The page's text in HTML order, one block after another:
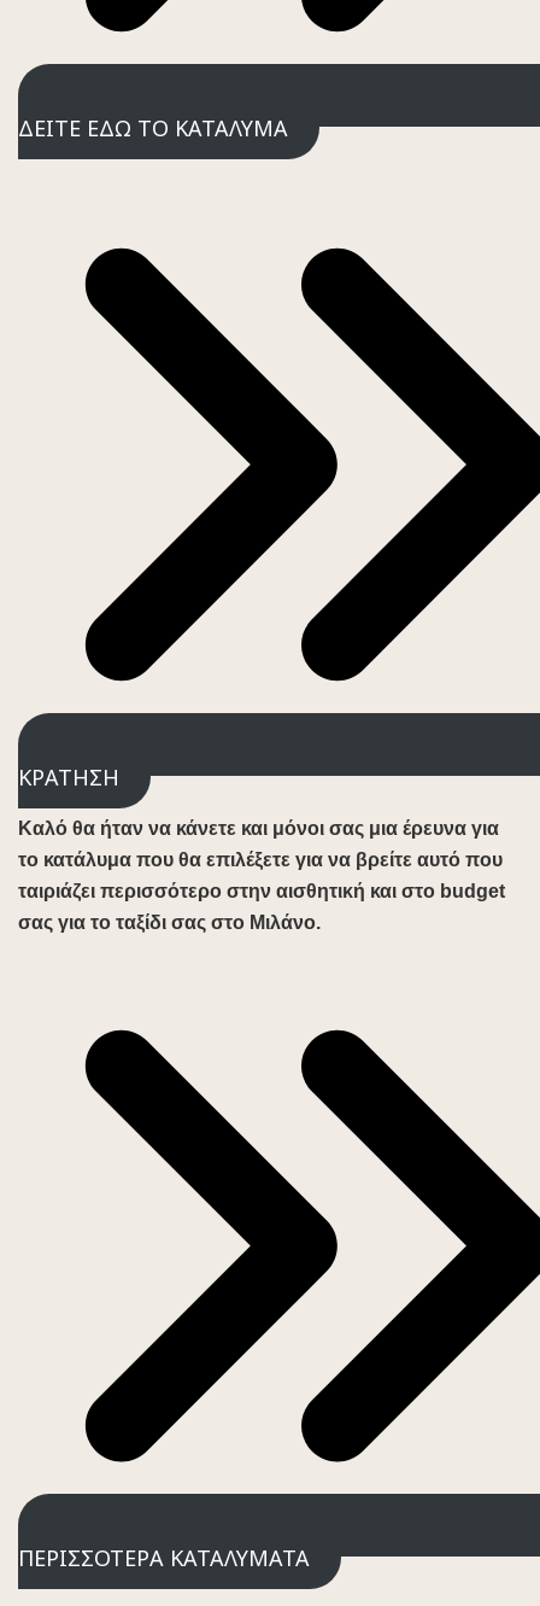
ΔΕΙΤΕ ΕΔΩ ΤΟ ΚΑΤΑΛΥΜΑ
ΚΡΑΤΗΣΗ
Καλό θα ήταν να κάνετε και μόνοι σας μια έρευνα για
το κατάλυμα που θα επιλέξετε για να βρείτε αυτό που
ταιριάζει περισσότερο στην αισθητική και στο budget
σας για το ταξίδι σας στο Μιλάνο.
ΠΕΡΙΣΣΟΤΕΡΑ ΚΑΤΑΛΥΜΑΤΑ